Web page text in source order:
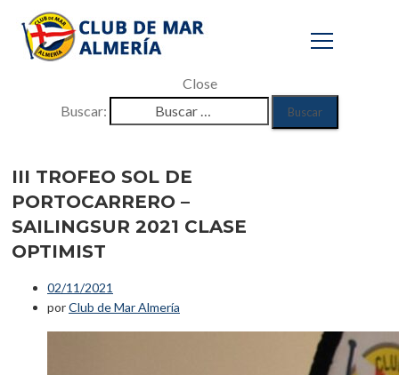
Close
Buscar:
DE
PORTOCARRERO
– SAILINGSUR
OPTIMIST
III TROFEO SOL DE
PORTOCARRERO –
SAILINGSUR 2021 CLASE
OPTIMIST
02/11/2021
porClub de Mar Almería